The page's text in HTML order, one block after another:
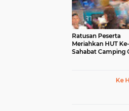
Ratusan Peserta
Meriahkan HUT
Sahabat Camping
Ke